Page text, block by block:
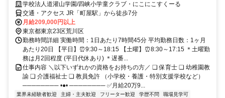
学校法人道灌山学園/四峡小学童クラブ・にこにこすくーる
交通・アクセス JR「町屋駅」から徒歩7分
月給209,000円以上
東京都東京23区荒川区
勤務時間詳細 実働時間：1日あたり7時間45分 平均勤務日数：1ヶ月
あたり20日 【平日】⏰9:30～18:15 【土曜】⏰8:30～17:15 ＊土曜勤
務は月2回程度 (平日代休あり) ＊遅番...
仕事内容 ＼以下いずれかの資格をお持ちの方／ ❏ 保育士 ❏ 幼稚園教
諭 ❏ 介護福祉士 ❏ 教員免許 （小学校・養護・特別支援学校など）
──────── •●• ──────── ✅月給20万9...
業界未経験者歓迎 主婦・主夫歓迎 フリーター歓迎 学歴不問
職場見学可